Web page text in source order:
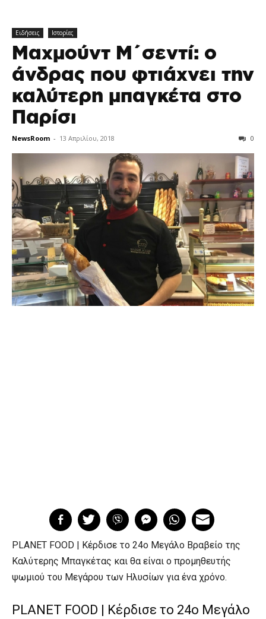
Ειδήσεις Ιστορίες
Μαχμούντ Μ΄σεντί: ο
άνδρας που φτιάχνει την
καλύτερη μπαγκέτα στο
Παρίσι
NewsRoom - 13 Απριλίου, 2018 0
PLANET FOOD | Κέρδισε το 24ο Μεγάλο Bραβείο της
Καλύτερης Μπαγκέτας και θα είναι ο προμηθευτής
ψωμιού του Μεγάρου των Ηλυσίων για ένα χρόνο.
PLANET FOOD | Κέρδισε το 24ο Μεγάλο